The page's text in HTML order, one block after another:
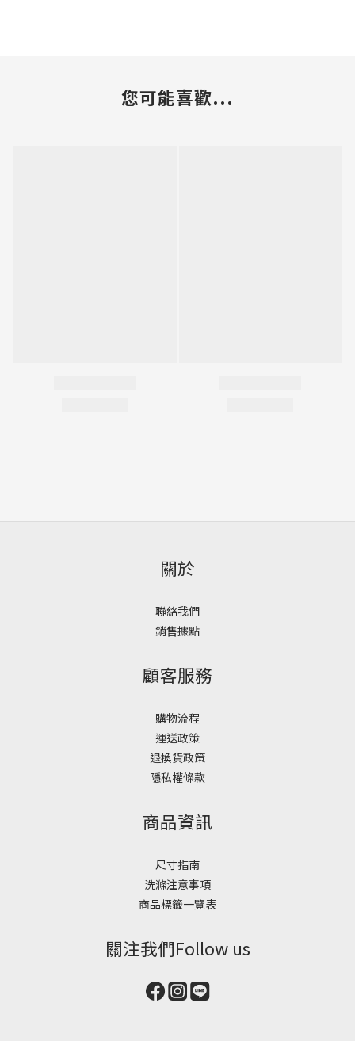
您可能喜歡...
關於
聯絡我們
銷售據點
顧客服務
購物流程
運送政策
退換貨政策
隱私權條款
商品資訊
尺寸指南
洗滌注意事項
商品標籤一覽表
關注我們Follow us